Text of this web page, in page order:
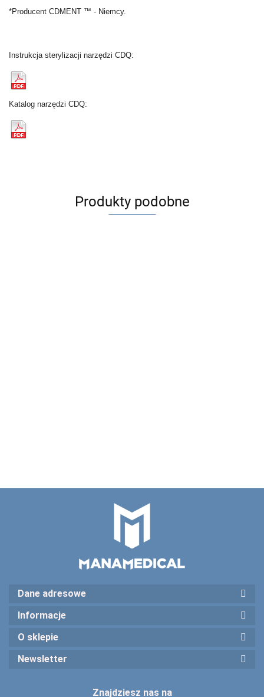
*Producent CDMENT ™ - Niemcy.
Instrukcja sterylizacji narzędzi CDQ:
Katalog narzędzi CDQ:
Produkty podobne
Dane adresowe
Informacje
O sklepie
Newsletter
Znajdziesz nas na